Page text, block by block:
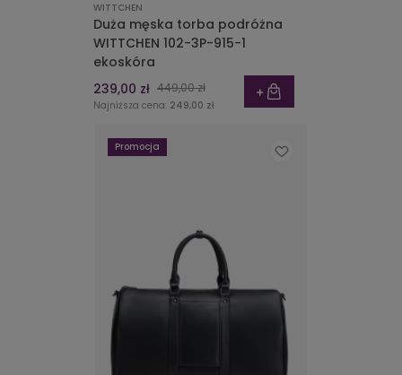
WITTCHEN
Duża męska torba podróżna
WITTCHEN 102-3P-915-1
ekoskóra
239,00 zł 449,00 zł
Najniższa cena: 249,00 zł
Promocja